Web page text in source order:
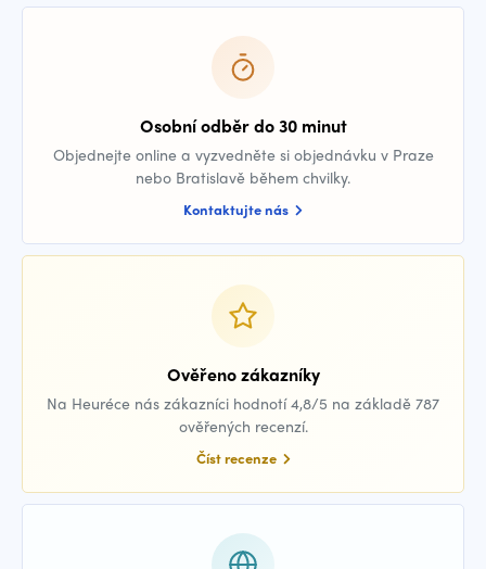
Osobní odběr do 30 minut
Objednejte online a vyzvedněte si objednávku v Praze
nebo Bratislavě během chvilky.
Kontaktujte nás
Ověřeno zákazníky
Na Heuréce nás zákazníci hodnotí 4,8/5 na základě 787
ověřených recenzí.
Číst recenze